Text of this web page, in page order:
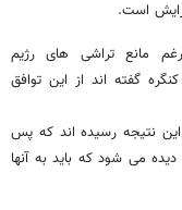
مانع تراشی های رژیم
15 سناتور دیگر کنگره گفته اند از این توافق
این نتیجه رسیده اند که پس
می شود که باید به آنها